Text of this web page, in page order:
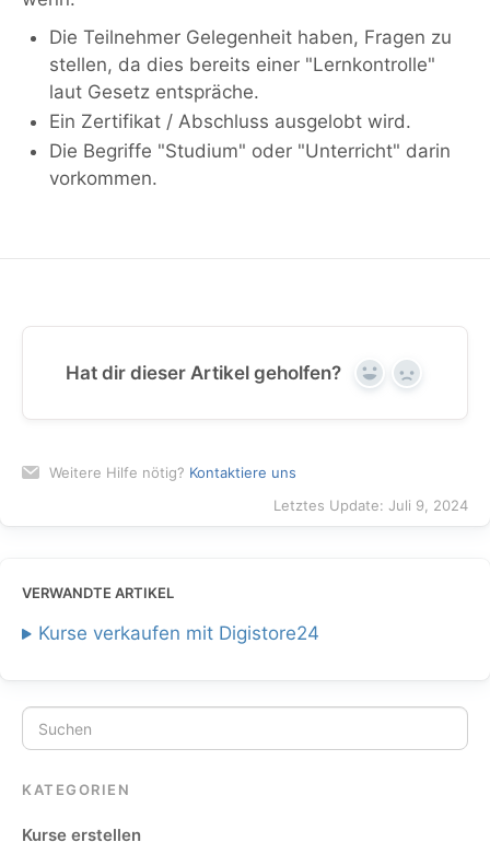
Die Teilnehmer Gelegenheit haben, Fragen zu
stellen, da dies bereits einer "Lernkontrolle"
laut Gesetz entspräche.
Ein Zertifikat / Abschluss ausgelobt wird.
Die Begriffe "Studium" oder "Unterricht" darin
vorkommen.
Hat dir dieser Artikel geholfen? Yes No
Weitere Hilfe nötig? Kontaktiere uns
Letztes Update: Juli 9, 2024
VERWANDTE ARTIKEL
Kurse verkaufen mit Digistore24
KATEGORIEN
Kurse erstellen